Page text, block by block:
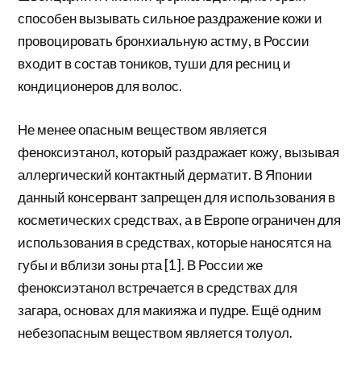
способен вызывать сильное раздражение кожи и
провоцировать бронхиальную астму, в России
входит в состав тоников, туши для ресниц и
кондиционеров для волос.
Не менее опасным веществом является
феноксиэтанол, который раздражает кожу, вызывая
аллергический контактный дерматит. В Японии
данный консервант запрещен для использования в
косметических средствах, а в Европе ограничен для
использования в средствах, которые наносятся на
губы и вблизи зоны рта [1]. В России же
феноксиэтанол встречается в средствах для
загара, основах для макияжа и пудре. Ещё одним
небезопасным веществом является толуол.